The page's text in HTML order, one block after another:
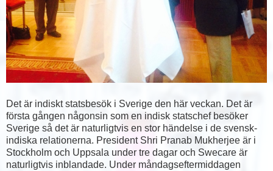
Det är indiskt statsbesök i Sverige den här veckan. Det är
första gången någonsin som en indisk statschef besöker
Sverige så det är naturligtvis en stor händelse i de svensk-
indiska relationerna. President Shri Pranab Mukherjee är i
Stockholm och Uppsala under tre dagar och Swecare är
naturligtvis inblandade. Under måndagseftermiddagen